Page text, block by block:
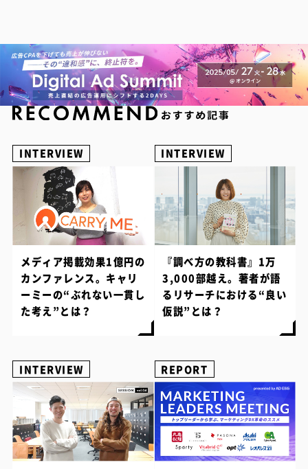
INTERVIEW
メディア掲載効果1億円の
カンファレンス。キャリ
ーミーの“ぶれない一貫し
た考え”とは？
INTERVIEW
『調べ方の教科書』1万
3,000部越え。著者が語
るリサーチにおける“良い
仮説”とは？
INTERVIEW REPORT